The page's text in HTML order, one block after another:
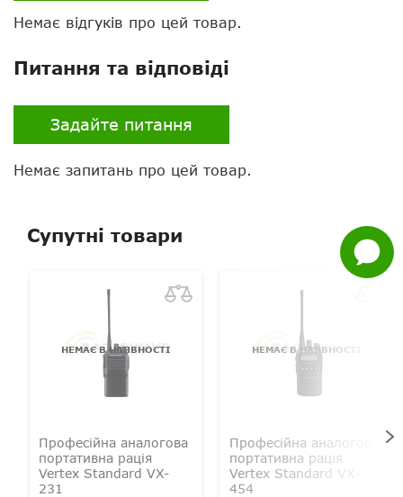
Задати
питання
Немає відгуків про цей товар.
Питання та відповіді
Задайте питання
Немає запитань про цей товар.
Супутні товари
НЕМАЄ В НАЯВНОСТІ
Професійна аналогова
портативна рація
Vertex Standard VX-
231
НЕМАЄ В НАЯВНОСТІ
Професійна аналогова
портативна рація
Vertex Standard VX-
454